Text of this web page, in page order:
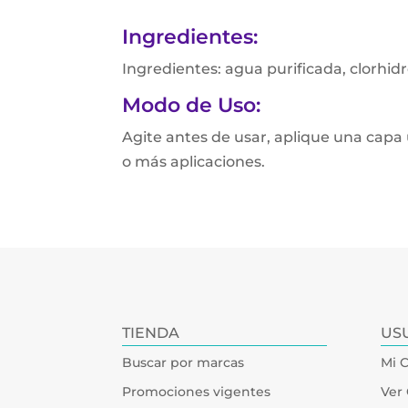
Ingredientes:
Ingredientes: agua purificada,
Modo de Uso:
Agite antes de usar, aplique una
o más aplicaciones.
TIENDA
Buscar por marcas
Promociones vigentes
Mi
Ver